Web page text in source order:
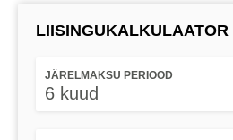
LIISINGUKALKULAATOR
JÄRELMAKSU PERIOOD
6 kuud